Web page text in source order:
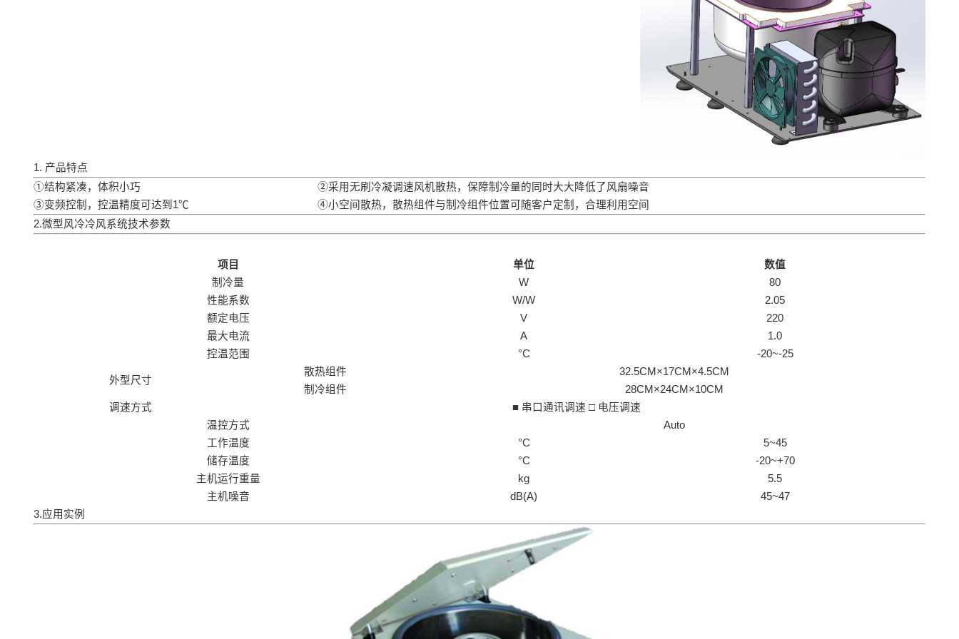
1. 产品特点
①结构紧凑，体积小巧
②采用无刷冷凝调速风机散热，保障制冷量的同时大大降低了风扇噪音
③变频控制，控温精度可达到1℃
④小空间散热，散热组件与制冷组件位置可随客户定制，合理利用空间
2.微型风冷冷风系统技术参数
项目 单位
数值
制冷量
W
80
性能系数
W/W
2.05
额定电压
V
220
最大电流
A
1.0
控温范围
°C -20~-25
外型尺寸
散热组件
32.5CM×17CM×4.5CM
制冷组件
28CM×24CM×10CM
调速方式
■ 串口通讯调速 □ 电压调速
温控方式
Auto
工作温度
°C
5~45
储存温度
°C
-20~+70
主机运行重量
kg
5.5
主机噪音
dB(A)
45~47
3.应用实例